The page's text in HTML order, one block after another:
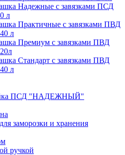
Надежные с завязками ПСД
л
Практичные с завязками ПВД
л
Премиум с завязками ПВД
Стандарт с завязками ПВД
л
ПСД "НАДЕЖНЫЙ"
заморозки и хранения
ручкой